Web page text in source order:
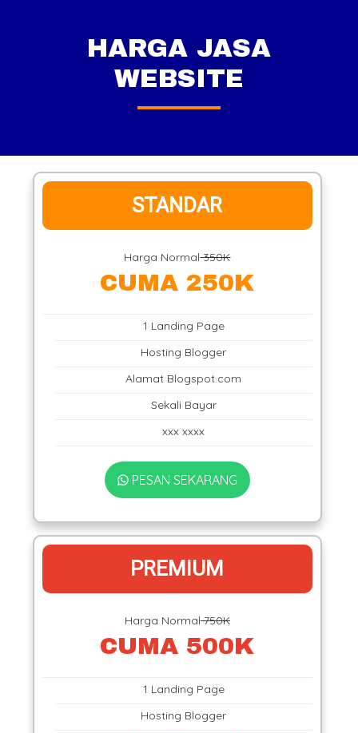
HARGA JASA
WEBSITE
STANDAR
Harga Normal350K
CUMA 250K
1 Landing Page
Hosting Blogger
Alamat Blogspot.com
Sekali Bayar
xxx xxxx
PESAN SEKARANG
PREMIUM
Harga Normal750K
CUMA 500K
1 Landing Page
Hosting Blogger